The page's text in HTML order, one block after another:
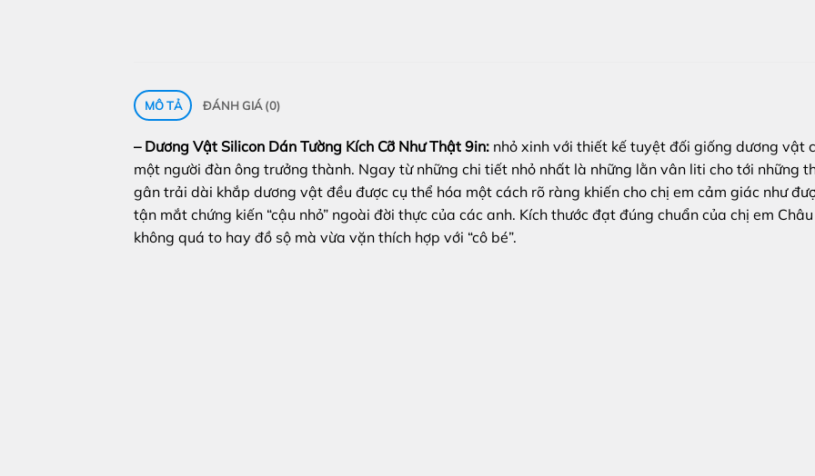
MÔ TẢ ĐÁNH GIÁ (0)
– Dương Vật Silicon Dán Tường Kích Cỡ Như Thật 9in: nhỏ xinh với thiết kế tuyệt đối giống dương vật
một người đàn ông trưởng thành. Ngay từ những chi tiết nhỏ nhất là những lằn vân liti cho tới những
gân trải dài khắp dương vật đều được cụ thể hóa một cách rõ ràng khiến cho chị em cảm giác như
tận mắt chứng kiến “cậu nhỏ” ngoài đời thực của các anh. Kích thước đạt đúng chuẩn của chị em
không quá to hay đồ sộ mà vừa vặn thích hợp với “cô bé”.